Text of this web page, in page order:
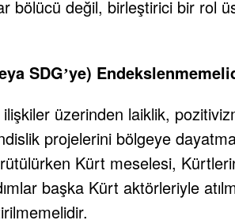
bölücü değil, birleştirici bir rol
SDG’ye)
üzerinden laiklik,
projelerini bölgeye
Kürt meselesi,
başka Kürt aktörleriyle